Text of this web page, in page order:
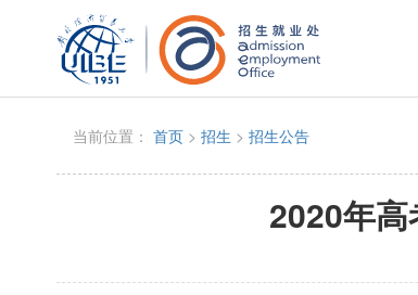
当前位置： 首页 > 招生 > 招生公告
2020年